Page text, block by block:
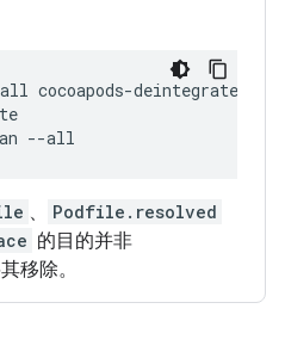
cocoapods-deintegrate
--all
、
Podfile.resolved
的目的并非
移除。